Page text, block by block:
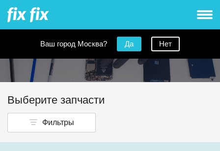
Ваш город Москва? Да Нет
Sim холдеры для телефонов Jinga
Выберите запчасти
Фильтры